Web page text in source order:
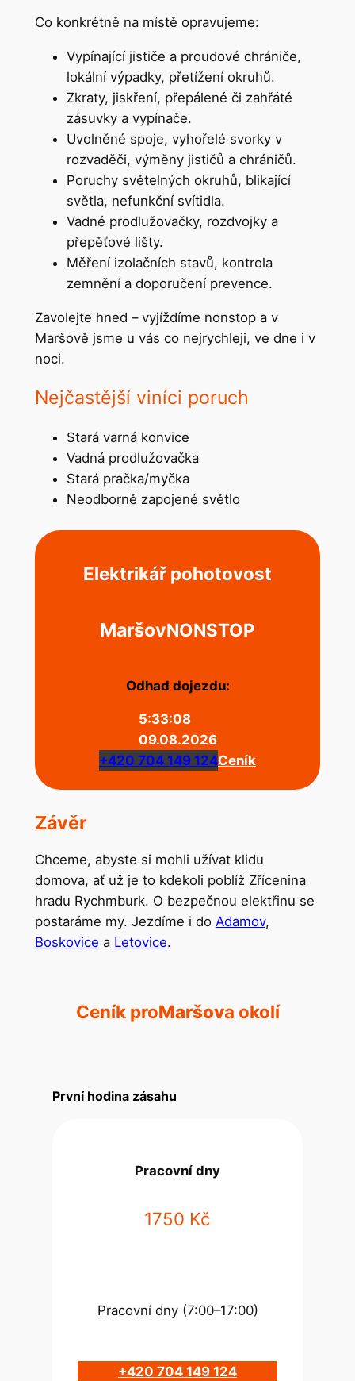
Co konkrétně na místě opravujeme:
Vypínající jističe a proudové chrániče,
lokální výpadky, přetížení okruhů.
Zkraty, jiskření, přepálené či zahřáté
zásuvky a vypínače.
Uvolněné spoje, vyhořelé svorky v
rozvaděči, výměny jističů a chráničů.
Poruchy světelných okruhů, blikající
světla, nefunkční svítidla.
Vadné prodlužovačky, rozdvojky a
přepěťové lišty.
Měření izolačních stavů, kontrola
zemnění a doporučení prevence.
Zavolejte hned – vyjíždíme nonstop a v
Maršově jsme u vás co nejrychleji, ve dne i v
noci.
Nejčastější viníci poruch
Stará varná konvice
Vadná prodlužovačka
Stará pračka/myčka
Neodborně zapojené světlo
Elektrikář pohotovost
MaršovNONSTOP
Odhad dojezdu:
5:33:08
09.08.2026
+420 704 149 124Ceník
Závěr
Chceme, abyste si mohli užívat klidu
domova, ať už je to kdekoli poblíž Zřícenina
hradu Rychmburk. O bezpečnou elektřinu se
postaráme my. Jezdíme i do Adamov,
Boskovice a Letovice.
Ceník proMaršova okolí
První hodina zásahu
Pracovní dny
1750 Kč
Pracovní dny (7:00–17:00)
+420 704 149 124